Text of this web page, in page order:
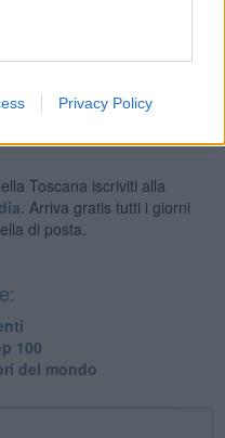
Privacy Policy
la 74a posizione al mondo
Toscana iscriviti alla
Arriva gratis tutti i giorni
di posta.
100
del mondo